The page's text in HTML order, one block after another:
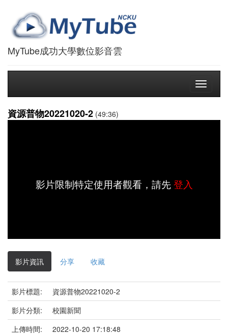
MyTube成功大學數位影音雲
Toggle
資源普物20221020-2 (49:36)
影片限制特定使用者觀看，請先登入
影片資訊 分享 收藏
影片標題:
資源普物20221020-2
影片分類:
校園新聞
上傳時間:
2022-10-20 17:18:48